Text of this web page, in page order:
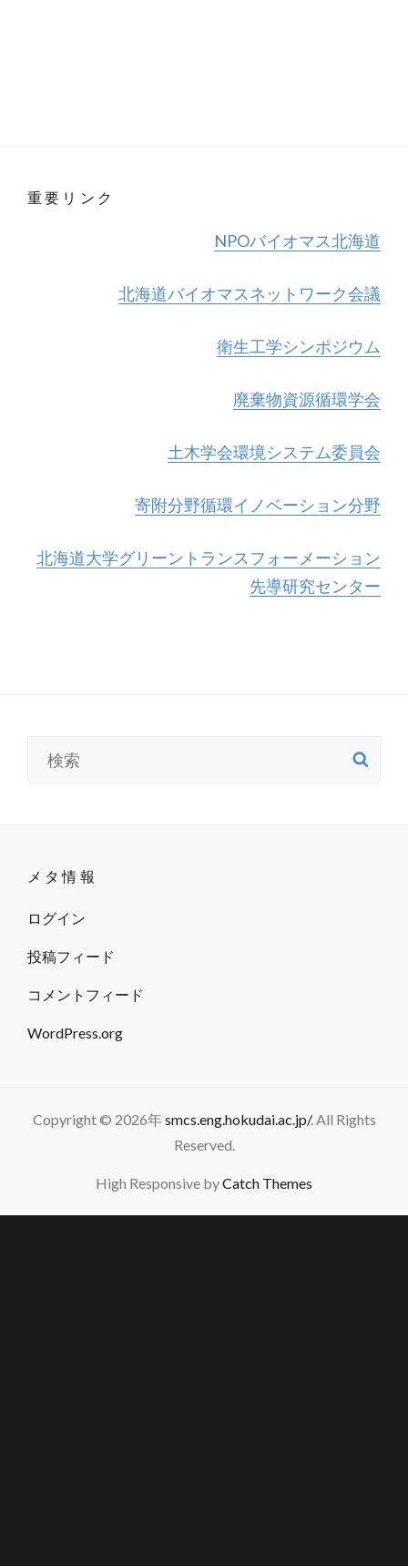
重要リンク
NPOバイオマス北海道
北海道バイオマスネットワーク会議
衛生工学シンポジウム
廃棄物資源循環学会
土木学会環境システム委員会
寄附分野循環イノベーション分野
北海道大学グリーントランスフォーメーション
先導研究センター
メタ情報
ログイン
投稿フィード
コメントフィード
WordPress.org
Copyright © 2026年 smcs.eng.hokudai.ac.jp/. All Rights
Reserved.
High Responsive byCatch Themes